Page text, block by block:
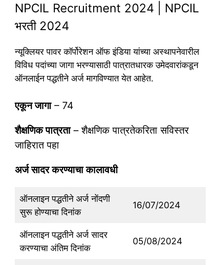
NPCIL Recruitment 2024 | NPCIL
भरती 2024
न्यूक्लियर पावर कॉर्पोरेशन ऑफ इंडिया यांच्या अस्थापनेवारील
विविध पदांच्या जागा भरण्यासाठी पात्रातधारक उमेदवारांकडून
ऑनलाईन पद्धतीने अर्ज मागविण्यात येत आहेत.
एकून जागा– 74
शैक्षणिक पात्रता– शैक्षणिक पात्रतेकरिता सविस्तर
जाहिरात पहा
अर्ज सादर करण्याचा कालावधी
ऑनलाइन पद्धतीने अर्ज नोंदणी
सुरू होण्याचा दिनांक
16/07/2024
ऑनलाइन पद्धतीने अर्ज सादर
करण्याचा अंतिम दिनांक
05/08/2024